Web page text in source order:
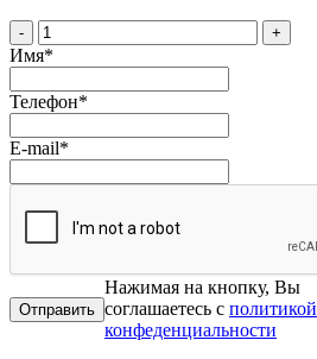
- +
Имя*
Телефон*
E-mail*
Нажимая на кнопку, Вы
соглашаетесь с политикой
конфеденциальности